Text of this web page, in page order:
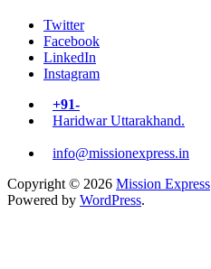
Twitter
Facebook
LinkedIn
Instagram
+91-
Haridwar Uttarakhand.
info@missionexpress.in
Copyright © 2026 Mission Express
Powered by WordPress.